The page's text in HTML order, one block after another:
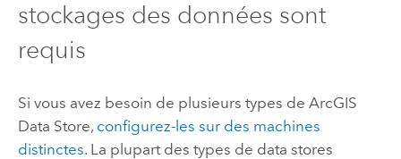
stockages des données sont
requis
Si vous avez besoin de plusieurs types de ArcGIS
Data Store, configurez-les sur des machines
distinctes. La plupart des types de data stores